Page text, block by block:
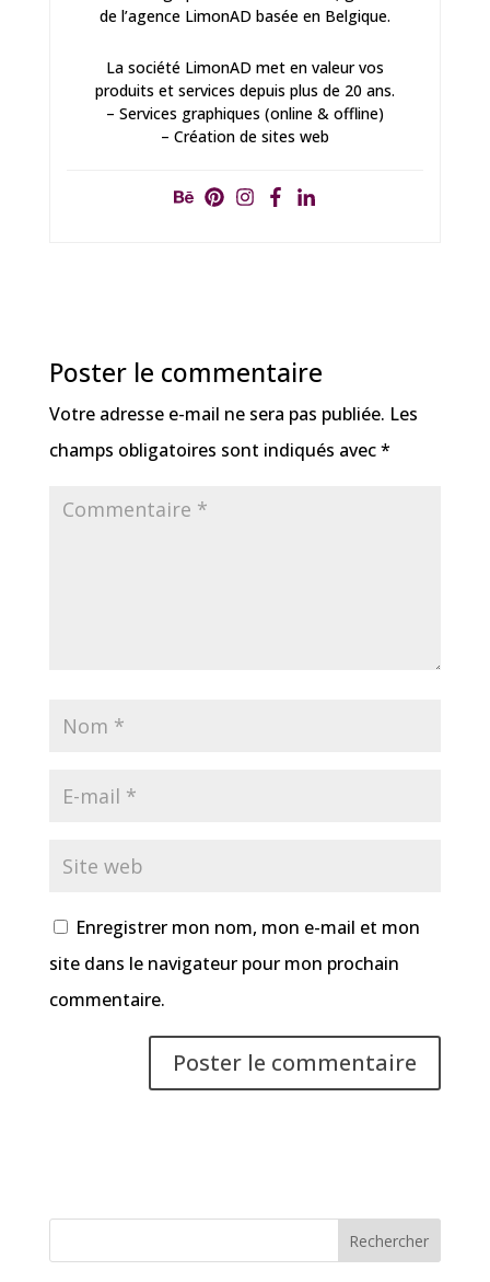
de l’agence LimonAD basée en Belgique.
La société LimonAD met en valeur vos
produits et services depuis plus de 20 ans.
– Services graphiques (online & offline)
– Création de sites web
Poster le commentaire
Votre adresse e-mail ne sera pas publiée. Les
champs obligatoires sont indiqués avec*
Enregistrer mon nom, mon e-mail et mon
site dans le navigateur pour mon prochain
commentaire.
Rechercher